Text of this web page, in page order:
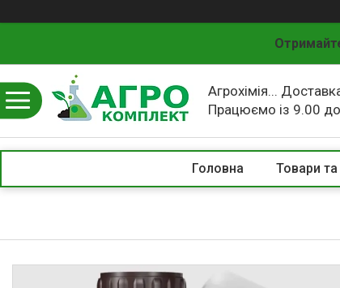
Агрохімія...
Працюємо із 9.00
Головна Товари та